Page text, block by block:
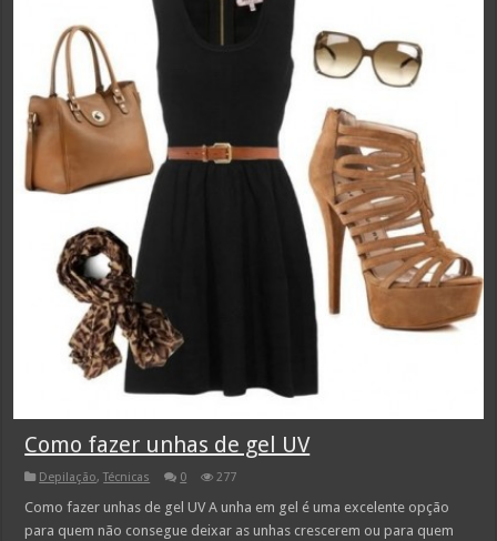
Como fazer unhas de gel UV
Depilação,Técnicas 0 277
Como fazer unhas de gel UV A unha em gel é uma excelente opção
para quem não consegue deixar as unhas crescerem ou para quem